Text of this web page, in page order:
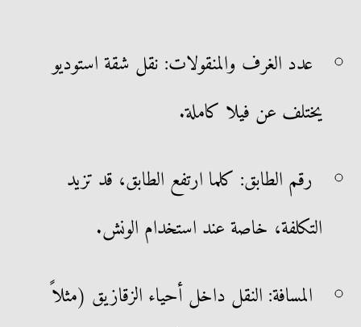
عدد الغرف والمنقولات: نقل شقة استوديو
يختلف عن فيلا كاملة.
رقم الطابق: كلما ارتفع الطابق، قد تزيد
التكلفة، خاصة عند استخدام الونش.
المسافة: النقل داخل أحياء الزقازيق (مثلاً